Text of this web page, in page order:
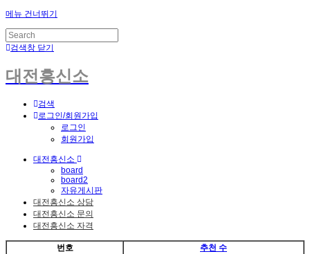
메뉴 건너뛰기
검색창 닫기
대전흥신소
검색
로그인/회원가입
로그인
회원가입
대전흥신소
board
board2
자유게시판
대전흥신소 상담
대전흥신소 문의
대전흥신소 자격
번호
추천 수